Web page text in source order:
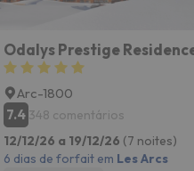
Arc-1800
7.4 348 comentários
12/12/26 a 19/12/26 (7 noites)
6 dias de forfait em Les Arcs